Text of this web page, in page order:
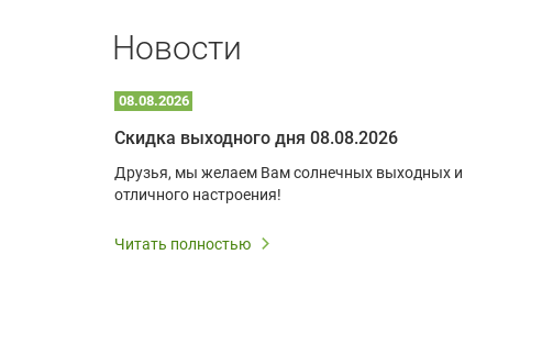
Новости
08.08.2026
Скидка выходного дня 08.08.2026
Друзья, мы желаем Вам солнечных выходных и
отличного настроения!
Читать полностью